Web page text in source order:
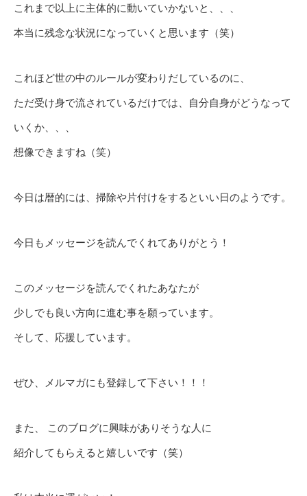
これまで以上に主体的に動いていかないと、、、
本当に残念な状況になっていくと思います（笑）
これほど世の中のルールが変わりだしているのに、
ただ受け身で流されているだけでは、自分自身がどうなって
いくか、、、
想像できますね（笑）
今日は暦的には、掃除や片付けをするといい日のようです。
今日もメッセージを読んでくれてありがとう！
このメッセージを読んでくれたあなたが
少しでも良い方向に進む事を願っています。
そして、応援しています。
ぜひ、メルマガにも登録して下さい！！！
また、 このブログに興味がありそうな人に
紹介してもらえると嬉しいです（笑）